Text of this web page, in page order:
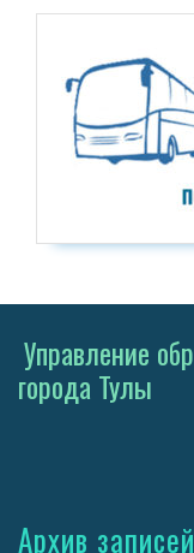
Управление
города Тулы
Архив записей